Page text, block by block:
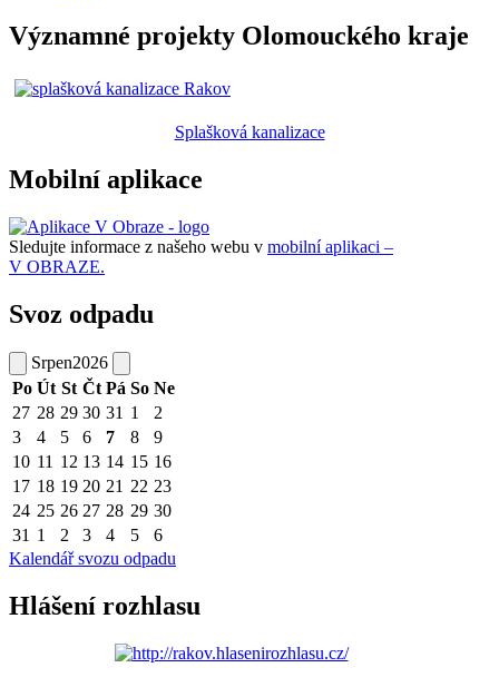
Významné projekty Olomouckého kraje
Splašková kanalizace
Mobilní aplikace
Sledujte informace z našeho webu v mobilní aplikaci –
V OBRAZE.
Svoz odpadu
Srpen2026
Po Út St Čt Pá So Ne
27 28 29 30 31 1
2
3
4 5 6 7 8
9
10 11 12 13 14 15 16
17 18 19 20 21 22 23
24 25 26 27 28 29 30
31 1 2 3 4 5
6
Kalendář svozu odpadu
Hlášení rozhlasu